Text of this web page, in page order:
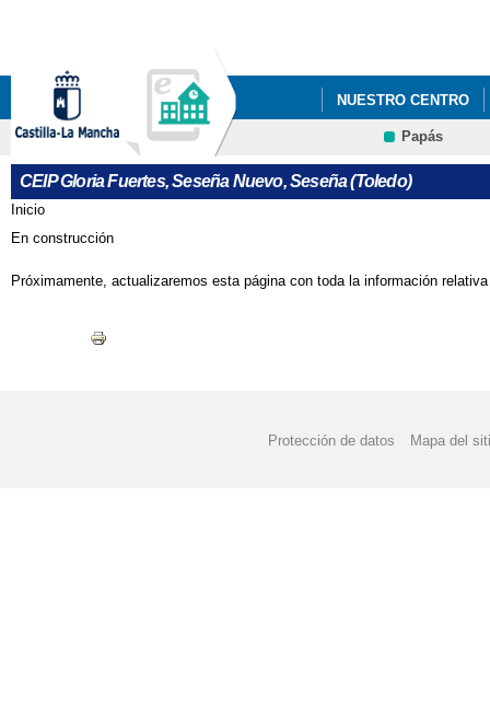
NUESTRO CENTRO
Papás
CEIP Gloria Fuertes, Seseña Nuevo, Seseña (Toledo)
Se encuentra usted aquí
Inicio
En construcción
Próximamente, actualizaremos esta página con toda la información
Protección de datos Mapa del